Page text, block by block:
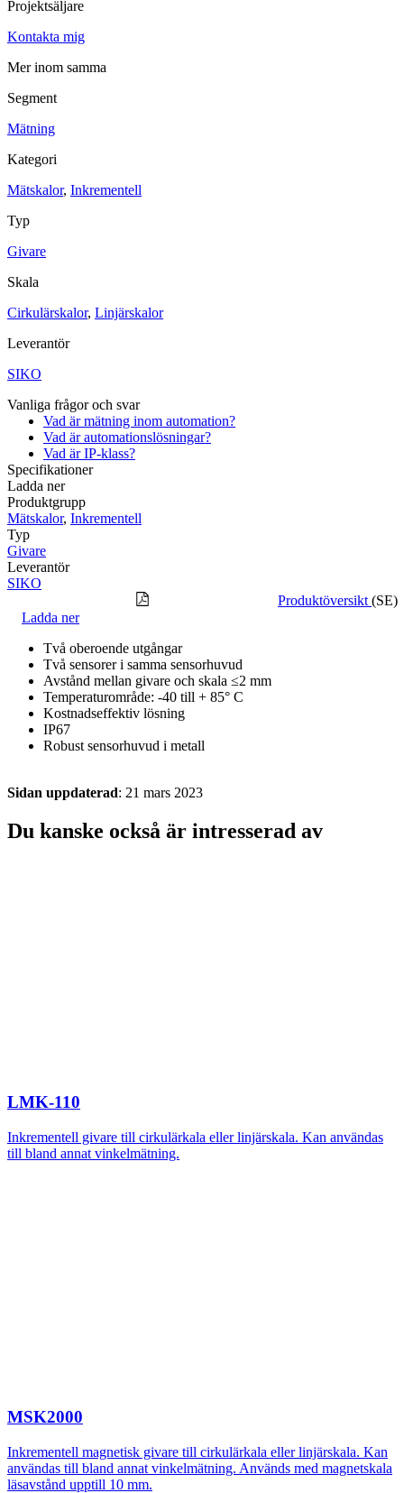
Maskinsäkerhet
LjusridåerLjustorn
Varningsljud
KablageESD / Antistatutrustning
Projektsäljare
Kontakta mig
Mer inom samma
Segment
Mätning
Kategori
Mätskalor, Inkrementell
Typ
Givare
Skala
Cirkulärskalor, Linjärskalor
Leverantör
SIKO
Vanliga frågor och svar
Vad är mätning inom automation?
Vad är automationslösningar?
Vad är IP-klass?
Specifikationer
Ladda ner
Produktgrupp
Mätskalor, Inkrementell
Typ
Givare
Leverantör
SIKO
Produktöversikt (SE)
Ladda ner
Två oberoende utgångar
Två sensorer i samma sensorhuvud
Avstånd mellan givare och skala ≤2 mm
Temperaturområde: -40 till + 85° C
Kostnadseffektiv lösning
IP67
Robust sensorhuvud i metall
Sidan uppdaterad: 21 mars 2023
Du kanske också är intresserad av
LMK-110
Inkrementell givare till cirkulärkala eller linjärskala. Kan användas
till bland annat vinkelmätning.
MSK2000
Inkrementell magnetisk givare till cirkulärkala eller linjärskala. Kan
användas till bland annat vinkelmätning. Används med magnetskala
läsavstånd upptill 10 mm.